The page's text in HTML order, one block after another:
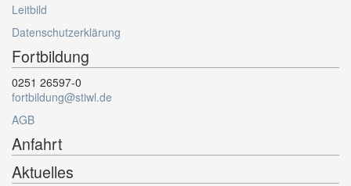
Leitbild
Datenschutzerklärung
Fortbildung
0251 26597-0
fortbildung@stiwl.de
AGB
Anfahrt
Aktuelles